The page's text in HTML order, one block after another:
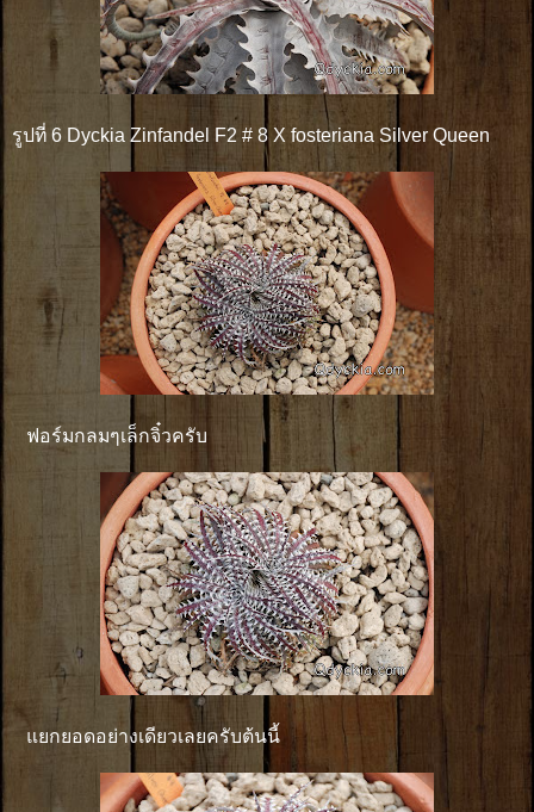
รูปที่ 6 Dyckia Zinfandel F2 # 8 X fosteriana Silver Queen
ฟอร์มกลมๆเล็กจิ๋วครับ
แยกยอดอย่างเดียวเลยครับต้นนี้